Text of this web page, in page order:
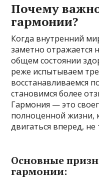
Почему
гармонии?
Когда внутренний
заметно отражается
общем состоянии
реже испытываем
восстанавливаемся
становимся более
Гармония — это
полноценной жизни,
двигаться вперед, не
Основные
гармонии: